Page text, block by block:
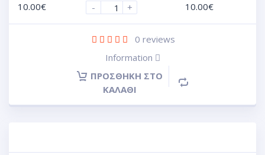
10.00€
-
+
10.00€
0 reviews
Information
ΠΡΟΣΘΉΚΗ ΣΤΟ
ΚΑΛΆΘΙ